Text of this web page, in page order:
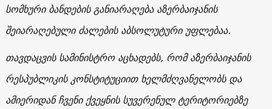
სომხური ბანდების განიარაღება აზერბაიჯანის
შეიარაღებული ძალების აბსოლუტური უფლებაა.
თავდაცვის სამინისტრო აცხადებს, რომ აზერბაიჯანის
რესპუბლიკის კონსტიტუციით ხელმძღვანელობს და
ამიერიდან ჩვენი ქვეყნის სუვერენულ ტერიტორიებზე